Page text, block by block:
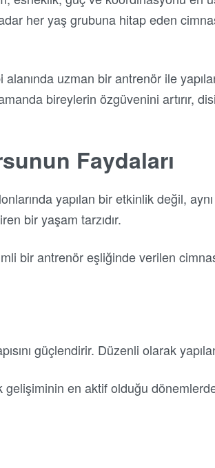
her yaş grubuna hitap eden
alanında uzman bir antrenör ile
bireylerin özgüvenini artırır,
Faydaları
yapılan bir etkinlik değil,
bir yaşam tarzıdır.
bir antrenör eşliğinde verilen
güçlendirir. Düzenli olarak
en aktif olduğu